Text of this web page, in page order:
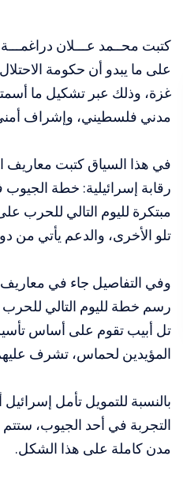
كتبت محــمد عـــلان
على ما يبدو أن حكومة
غزة، وذلك عبر تشكيل ما
مدني فلسطيني، وإشراف
في هذا السياق كتبت معاريف
رقابة إسرائيلية: خطة
مبتكرة لليوم التالي للحرب
تلو الأخرى، والدعم يأتي من
وفي التفاصيل جاء في
رسم خطة لليوم التالي
تل أبيب تقوم على أساس
المؤيدين لحماس، تشرف
بالنسبة للتمويل تأمل
التجربة في أحد الجيوب،
مدن كاملة على هذا الشكل.